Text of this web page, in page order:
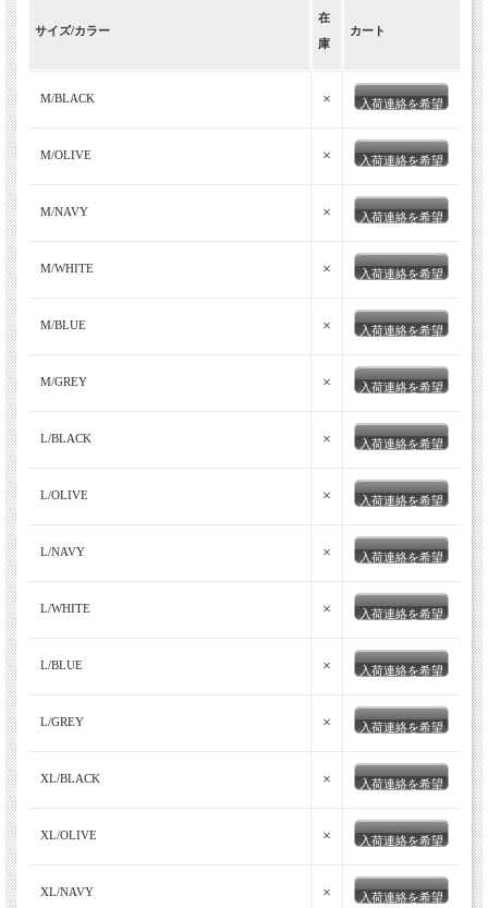
サイズ/カラー
在
庫
カート
M/BLACK × 入荷連絡を希望
M/OLIVE × 入荷連絡を希望
M/NAVY × 入荷連絡を希望
M/WHITE × 入荷連絡を希望
M/BLUE × 入荷連絡を希望
M/GREY × 入荷連絡を希望
L/BLACK × 入荷連絡を希望
L/OLIVE × 入荷連絡を希望
L/NAVY × 入荷連絡を希望
L/WHITE × 入荷連絡を希望
L/BLUE × 入荷連絡を希望
L/GREY × 入荷連絡を希望
XL/BLACK × 入荷連絡を希望
XL/OLIVE × 入荷連絡を希望
XL/NAVY × 入荷連絡を希望